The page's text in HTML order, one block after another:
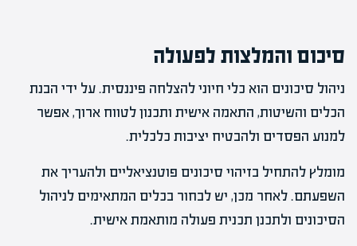
סיכום והמלצות לפעולה
ניהול סיכונים הוא כלי חיוני להצלחה פיננסית. על ידי הבנת
הכלים והשיטות, התאמה אישית ותכנון לטווח ארוך, אפשר
למנוע הפסדים ולהבטיח יציבות כלכלית.
מומלץ להתחיל בזיהוי סיכונים פוטנציאליים ולהעריך את
השפעתם. לאחר מכן, יש לבחור בכלים המתאימים לניהול
הסיכונים ולתכנן תכנית פעולה מותאמת אישית.